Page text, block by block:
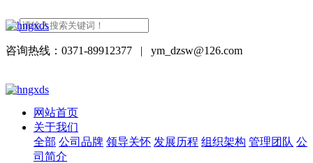
咨询热线：0371-89912377 | ym_dzsw@126.com
网站首页
关于我们
全部 公司品牌 领导关怀 发展历程 组织架构 管理团队 公
司简介